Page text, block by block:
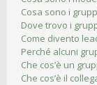
Cosa sono i
Dove trovo i
Come divento
Perché alcuni
Che cos’è un
Che cos’è il